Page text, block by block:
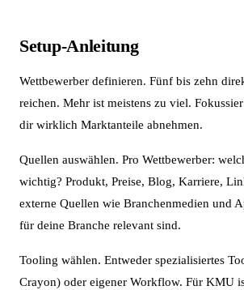
Setup-Anleitung
Wettbewerber definieren. Fünf bis zehn
reichen. Mehr ist meistens zu viel.
dir wirklich Marktanteile abnehmen.
Quellen auswählen. Pro Wettbewerber:
wichtig? Produkt, Preise, Blog, Karriere,
externe Quellen wie Branchenmedien und
für deine Branche relevant sind.
Tooling wählen. Entweder spezialisiertes
Crayon) oder eigener Workflow. Für KMU